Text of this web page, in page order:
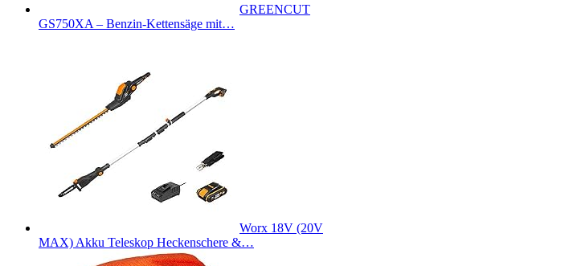
GREENCUT
GS750XA – Benzin-Kettensäge mit…
Worx 18V (20V
MAX) Akku Teleskop Heckenschere &…